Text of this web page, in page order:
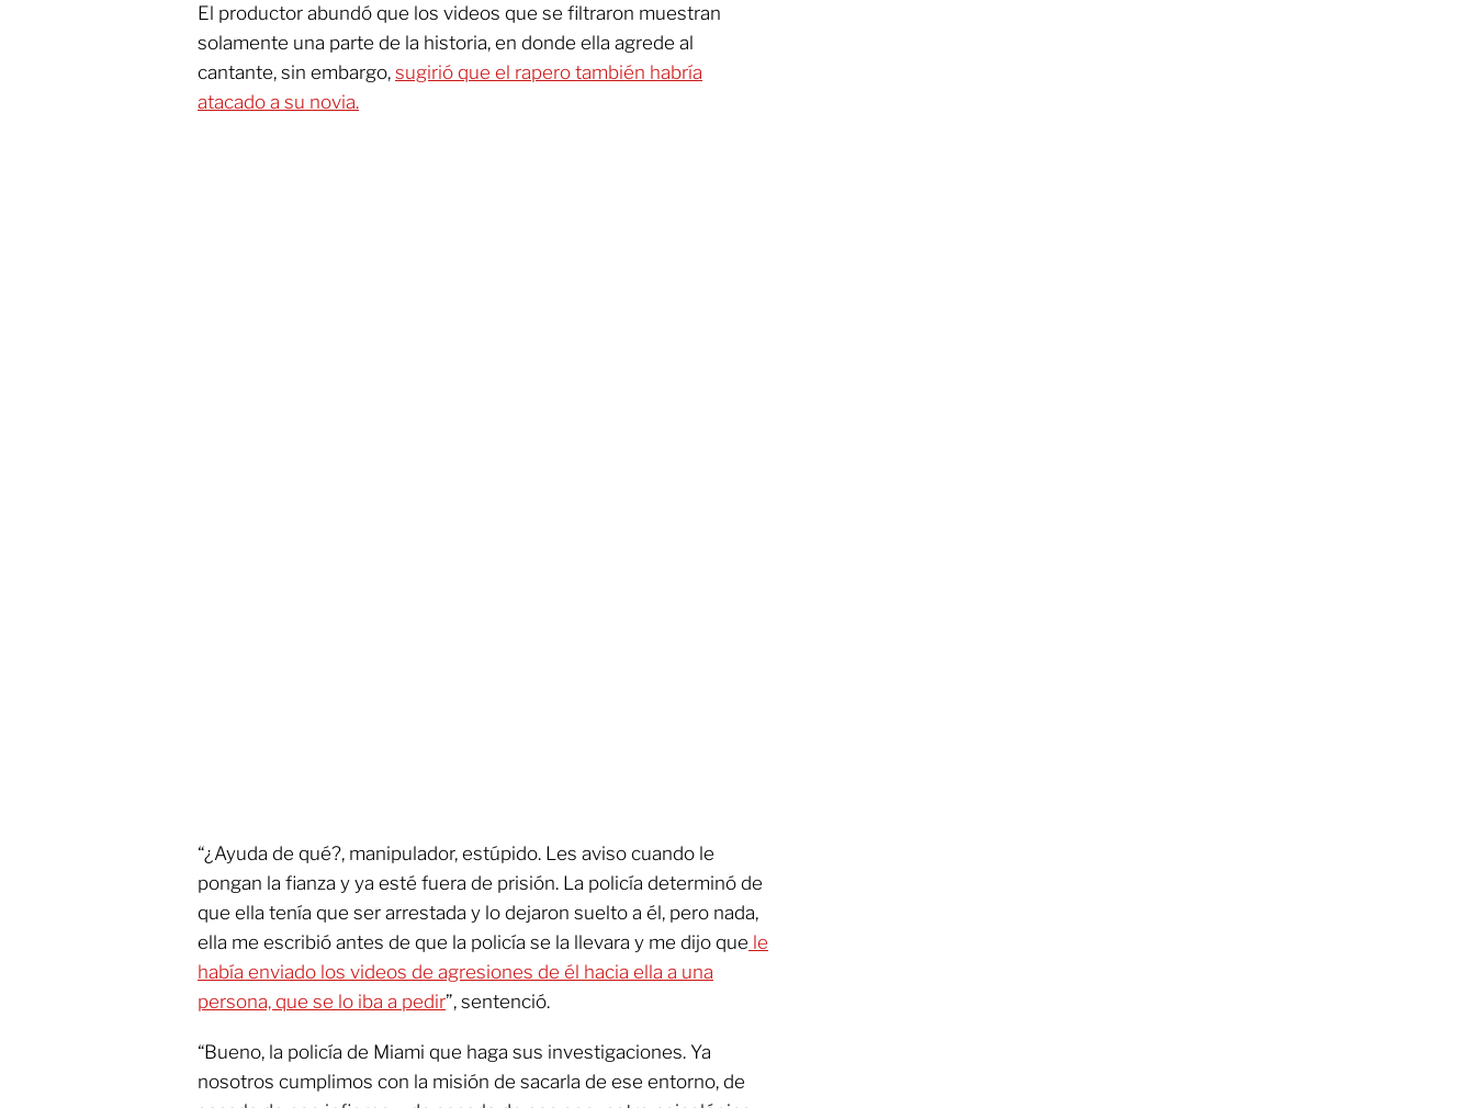
El productor abundó que los videos que se filtraron muestran
solamente una parte de la historia, en donde ella agrede al
cantante, sin embargo, sugirió que el rapero también habría
atacado a su novia.
“¿Ayuda de qué?, manipulador, estúpido. Les aviso cuando le
pongan la fianza y ya esté fuera de prisión. La policía determinó de
que ella tenía que ser arrestada y lo dejaron suelto a él, pero nada,
ella me escribió antes de que la policía se la llevara y me dijo que le
había enviado los videos de agresiones de él hacia ella a una
persona, que se lo iba a pedir”, sentenció.
“Bueno, la policía de Miami que haga sus investigaciones. Ya
nosotros cumplimos con la misión de sacarla de ese entorno, de